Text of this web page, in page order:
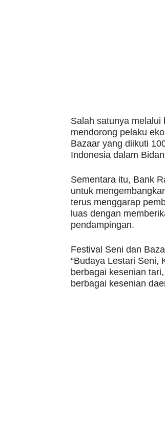
Salah satunya
mendorong pelaku
Bazaar yang diikuti
Indonesia dalam
Sementara itu, Bank
untuk
terus menggarap
luas dengan
pendampingan.
Festival Seni dan
“Budaya Lestari Seni,
berbagai kesenian
berbagai kesenian